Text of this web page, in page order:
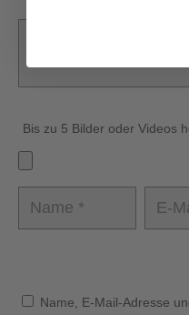
Bis zu 5 Bilder oder Videos
Name, E-Mail-Adresse